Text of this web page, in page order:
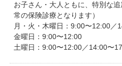
お子さん・大人ともに、特別な
常の保険診療となります）
月・火・木曜日：9:00〜12:00／
金曜日：9:00〜12:00
土曜日：9:00〜12:00／14:00〜